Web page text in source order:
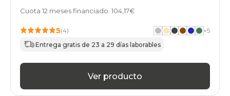
Cuota 12 meses financiado: 104,17€
5(4) +5
Entrega gratis de 23 a 29 días laborables
Ver producto